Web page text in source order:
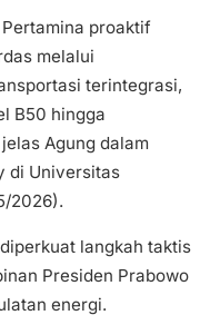
proaktif
melalui
terintegrasi,
B50 hingga
Agung dalam
di Universitas
2026).
langkah taktis
Presiden Prabowo
energi.